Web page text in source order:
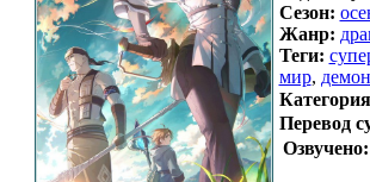
Сезон:
Жанр:
Теги:
мир,
Перевод
Озвучено: